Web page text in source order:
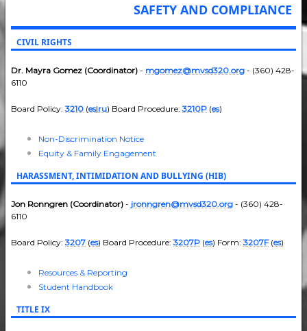
SAFETY AND COMPLIANCE
CIVIL RIGHTS
Dr. Mayra Gomez (Coordinator) - mgomez@mvsd320.org - (360) 428-
6110
Board Policy:3210 (es|ru) Board Procedure:3210P (es)
Non-Discrimination Notice
Equity & Family Engagement
HARASSMENT, INTIMIDATION AND BULLYING (HIB)
Jon Ronngren (Coordinator) - jronngren@mvsd320.org - (360) 428-
6110
Board Policy:3207 (es) Board Procedure:3207P (es) Form:3207F(es)
Resources & Reporting
Student Handbook
TITLE IX